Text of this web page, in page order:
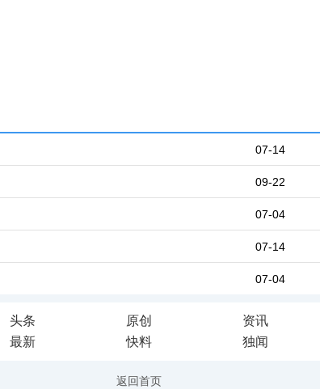
07-14
09-22
07-04
07-14
07-04
头条 原创
资讯
最新 快料 独闻
返回首页